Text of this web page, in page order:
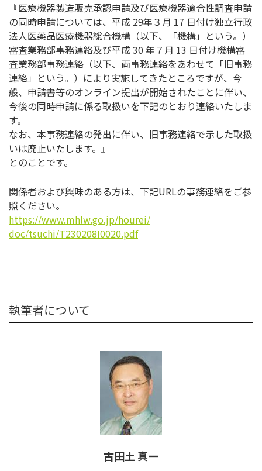
『医療機器製造販売承認申請及び医療機器適合性調査申請
の同時申請については、平成 29年３月 17 日付け独立行政
法人医薬品医療機器総合機構（以下、「機構」 という。）
審査業務部事務連絡及び平成 30 年７月 13 日付け機構審
査業務部事務連絡（以下、両事務連絡をあわせて「旧事務
連絡」という。）により実施してきたところですが、今
般、 申請書等のオンライン提出が開始されたことに伴い、
今後の同時申請に係る取扱いを下記のとおり連絡いたしま
す。
なお、本事務連絡の発出に伴い、 旧事務連絡で示した取扱
いは廃止いたします。』
とのことです。
関係者および興味のある方は、下記URLの事務連絡をご参
照ください。
https://www.mhlw.go.jp/hourei/
doc/tsuchi/T230208I0020.pdf
執筆者について
古田土 真一